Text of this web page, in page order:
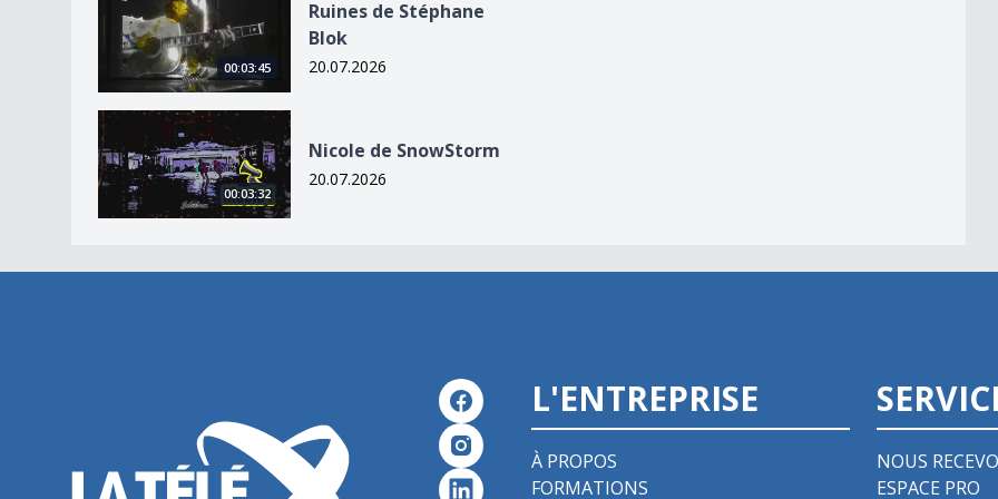
00:03:45
Ruines de Stéphane
Blok
20.07.2026
Nicole de SnowStorm
00:03:32
Nicole de SnowStorm
20.07.2026
L'ENTREPRISE
À PROPOS
FORMATIONS
NOUS
ESPACE PRO